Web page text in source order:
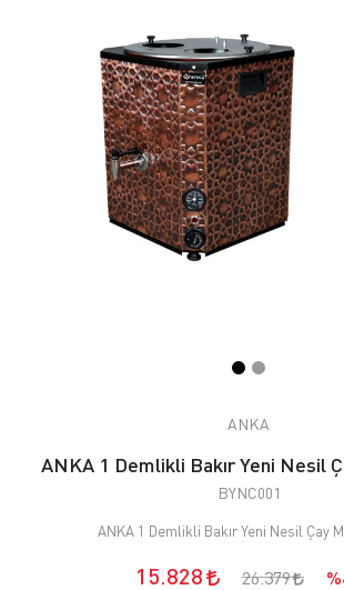
ANKA
ANKA 1 Demlikli Bakır Yeni Nesil
BYNC001
ANKA 1 Demlikli Bakır Yeni Nesil Çay
15.828 26.379